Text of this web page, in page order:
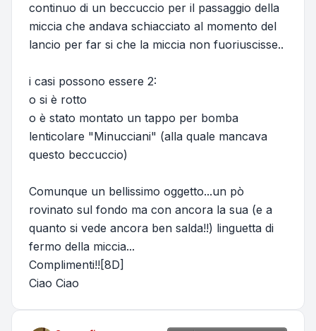
continuo di un beccuccio per il passaggio della
miccia che andava schiacciato al momento del
lancio per far si che la miccia non fuoriuscisse..
i casi possono essere 2:
o si è rotto
o è stato montato un tappo per bomba
lenticolare "Minucciani" (alla quale mancava
questo beccuccio)
Comunque un bellissimo oggetto...un pò
rovinato sul fondo ma con ancora la sua (e a
quanto si vede ancora ben salda!!) linguetta di
fermo della miccia...
Complimenti!![8D]
Ciao Ciao